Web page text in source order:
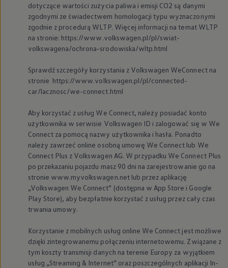
dotyczące wartości zużycia paliwa i emisji CO2 są danymi
zgodnymi ze świadectwem homologacji typu wyznaczonymi
zgodnie z procedurą WLTP. Więcej informacji na temat WLTP
na stronie: https://www.volkswagen.pl/pl/swiat-
volkswagena/ochrona-srodowiska/wltp.html
Sprawdź szczegóły korzystania z Volkswagen WeConnect na
stronie https://www.volkswagen.pl/pl/connected-
car/lacznosc/we-connect.html
Aby korzystać z usług We Connect, należy posiadać konto
użytkownika w serwisie Volkswagen ID i zalogować się w We
Connect za pomocą nazwy użytkownika i hasła. Ponadto
należy zawrzeć online osobną umowę We Connect lub We
Connect Plus z Volkswagen AG. W przypadku We Connect Plus
po przekazaniu pojazdu masz 90 dni na zarejestrowanie go na
stronie www.myvolkswagen.net lub przez aplikację
„Volkswagen We Connect” (dostępna w App Store i Google
Play Store), aby bezpłatnie korzystać z usług przez cały czas
trwania umowy.
Korzystanie z mobilnych usług online We Connect jest możliwe
dzięki zintegrowanemu połączeniu internetowemu. Związane z
tym koszty transmisji danych na terenie Europy za wyjątkiem
usług „Streaming & Internet” oraz poszczególnych aplikacji In-